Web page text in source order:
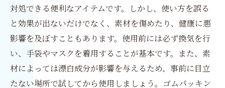
対処できる便利なアイテムです。しかし、使い方を誤る
と効果が出ないだけでなく、素材を傷めたり、健康に悪
影響を及ぼすこともあります。使用前には必ず換気を行
い、手袋やマスクを着用することが基本です。また、素
材によっては漂白成分が影響を与えるため、事前に目立
たない場所で試してから使用しましょう。ゴムパッキン